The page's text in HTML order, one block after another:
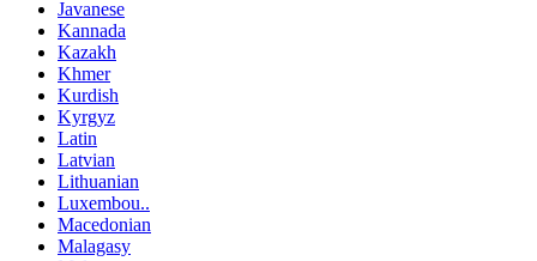
Javanese
Kannada
Kazakh
Khmer
Kurdish
Kyrgyz
Latin
Latvian
Lithuanian
Luxembou..
Macedonian
Malagasy